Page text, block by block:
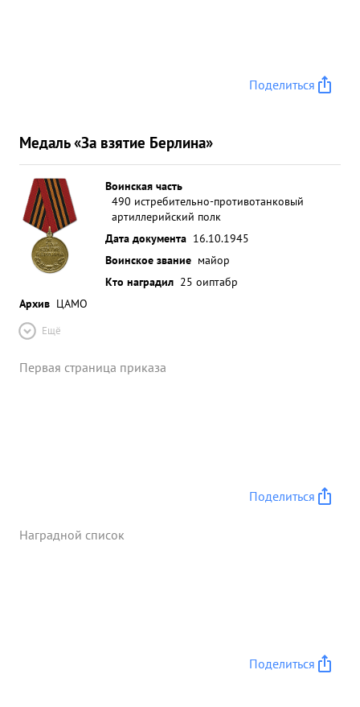
Поделиться
Медаль «За взятие Берлина»
Воинская часть
490 истребительно-противотанковый
артиллерийский полк
Дата документа 16.10.1945
Воинское звание майор
Кто наградил 25 оиптабр
Архив ЦАМО
Ещё
Первая страница приказа
Поделиться
Наградной список
Поделиться